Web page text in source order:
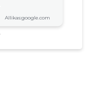
Allikas:google.com